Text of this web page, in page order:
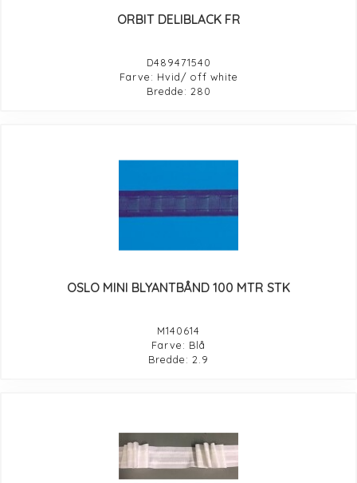
ORBIT DELIBLACK FR
D489471540
Farve: Hvid/ off white
Bredde: 280
OSLO MINI BLYANTBÅND 100 MTR STK
M140614
Farve: Blå
Bredde: 2.9